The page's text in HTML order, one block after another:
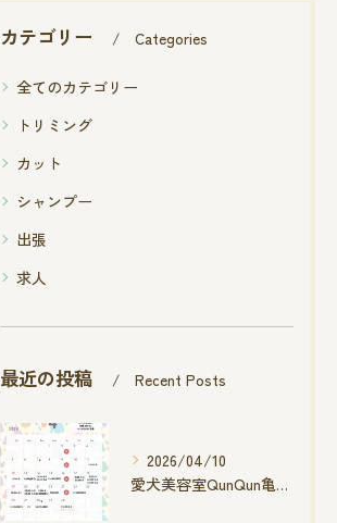
カテゴリー Categories
全てのカテゴリー
トリミング
カット
シャンプー
出張
求人
最近の投稿 Recent Posts
2026/04/10
愛犬美容室QunQun亀山エコー店